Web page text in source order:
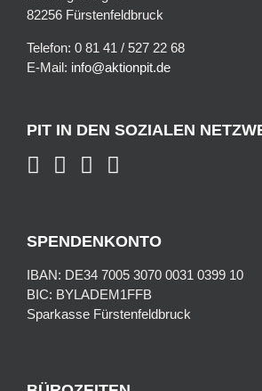
82256 Fürstenfeldbruck
Telefon: 0 81 41 / 527 22 68
E-Mail: info@aktionpit.de
PIT IN DEN SOZIALEN
SPENDENKONTO
IBAN: DE34 7005 3070 0031 0399 10
BIC: BYLADEM1FFB
Sparkasse Fürstenfeldbruck